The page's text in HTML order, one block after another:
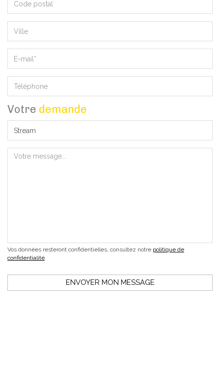
Votre demande
Vos données resteront confidentielles, consultez notre politique de
confidentialité.
ENVOYER MON MESSAGE